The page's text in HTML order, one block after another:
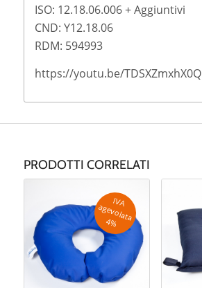
ISO: 12.18.06.006 + Aggiuntivi
CND: Y12.18.06
RDM: 594993
https://youtu.be/TDSXZmxhX0Q
PRODOTTI CORRELATI
IV
A
a
g
e
v
o
la
ta
4
%